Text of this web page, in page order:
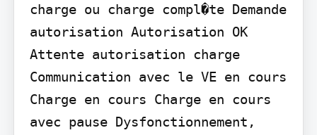
charge ou charge compl�te Demande
autorisation Autorisation OK
Attente autorisation charge
Communication avec le VE en cours
Charge en cours Charge en cours
avec pause Dysfonctionnement,